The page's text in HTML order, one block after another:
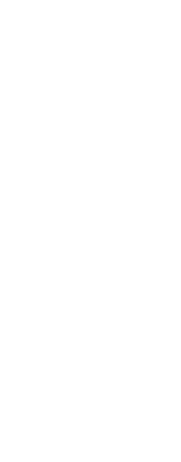
slávneho
dvanástej!
Žiliny v